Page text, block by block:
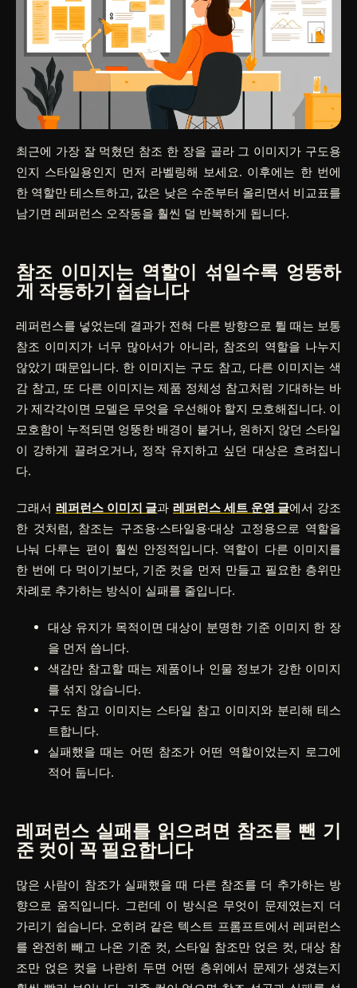
최근에 가장 잘 먹혔던 참조 한 장을 골라 그 이미지가 구도용
인지 스타일용인지 먼저 라벨링해 보세요. 이후에는 한 번에
한 역할만 테스트하고, 값은 낮은 수준부터 올리면서 비교표를
남기면 레퍼런스 오작동을 훨씬 덜 반복하게 됩니다.
참조 이미지는 역할이 섞일수록 엉뚱하
게 작동하기 쉽습니다
레퍼런스를 넣었는데 결과가 전혀 다른 방향으로 튈 때는 보통
참조 이미지가 너무 많아서가 아니라, 참조의 역할을 나누지
않았기 때문입니다. 한 이미지는 구도 참고, 다른 이미지는 색
감 참고, 또 다른 이미지는 제품 정체성 참고처럼 기대하는 바
가 제각각이면 모델은 무엇을 우선해야 할지 모호해집니다. 이
모호함이 누적되면 엉뚱한 배경이 붙거나, 원하지 않던 스타일
이 강하게 끌려오거나, 정작 유지하고 싶던 대상은 흐려집니
다.
그래서 레퍼런스 이미지 글과 레퍼런스 세트 운영 글에서 강조
한 것처럼, 참조는 구조용·스타일용·대상 고정용으로 역할을
나눠 다루는 편이 훨씬 안정적입니다. 역할이 다른 이미지를
한 번에 다 먹이기보다, 기준 컷을 먼저 만들고 필요한 층위만
차례로 추가하는 방식이 실패를 줄입니다.
대상 유지가 목적이면 대상이 분명한 기준 이미지 한 장
을 먼저 씁니다.
색감만 참고할 때는 제품이나 인물 정보가 강한 이미지
를 섞지 않습니다.
구도 참고 이미지는 스타일 참고 이미지와 분리해 테스
트합니다.
실패했을 때는 어떤 참조가 어떤 역할이었는지 로그에
적어 둡니다.
레퍼런스 실패를 읽으려면 참조를 뺀 기
준 컷이 꼭 필요합니다
많은 사람이 참조가 실패했을 때 다른 참조를 더 추가하는 방
향으로 움직입니다. 그런데 이 방식은 무엇이 문제였는지 더
가리기 쉽습니다. 오히려 같은 텍스트 프롬프트에서 레퍼런스
를 완전히 빼고 나온 기준 컷, 스타일 참조만 얹은 컷, 대상 참
조만 얹은 컷을 나란히 두면 어떤 층위에서 문제가 생겼는지